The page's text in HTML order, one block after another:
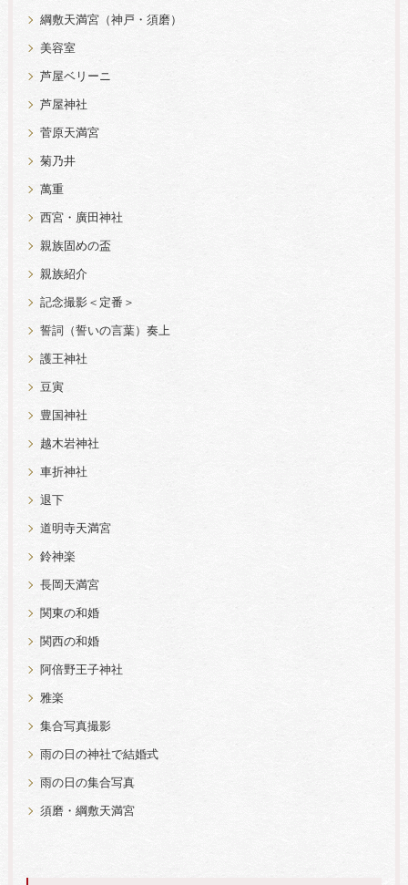
綱敷天満宮（神戸・須磨）
美容室
芦屋ベリーニ
芦屋神社
菅原天満宮
菊乃井
萬重
西宮・廣田神社
親族固めの盃
親族紹介
記念撮影＜定番＞
誓詞（誓いの言葉）奏上
護王神社
豆寅
豊国神社
越木岩神社
車折神社
退下
道明寺天満宮
鈴神楽
長岡天満宮
関東の和婚
関西の和婚
阿倍野王子神社
雅楽
集合写真撮影
雨の日の神社で結婚式
雨の日の集合写真
須磨・綱敷天満宮